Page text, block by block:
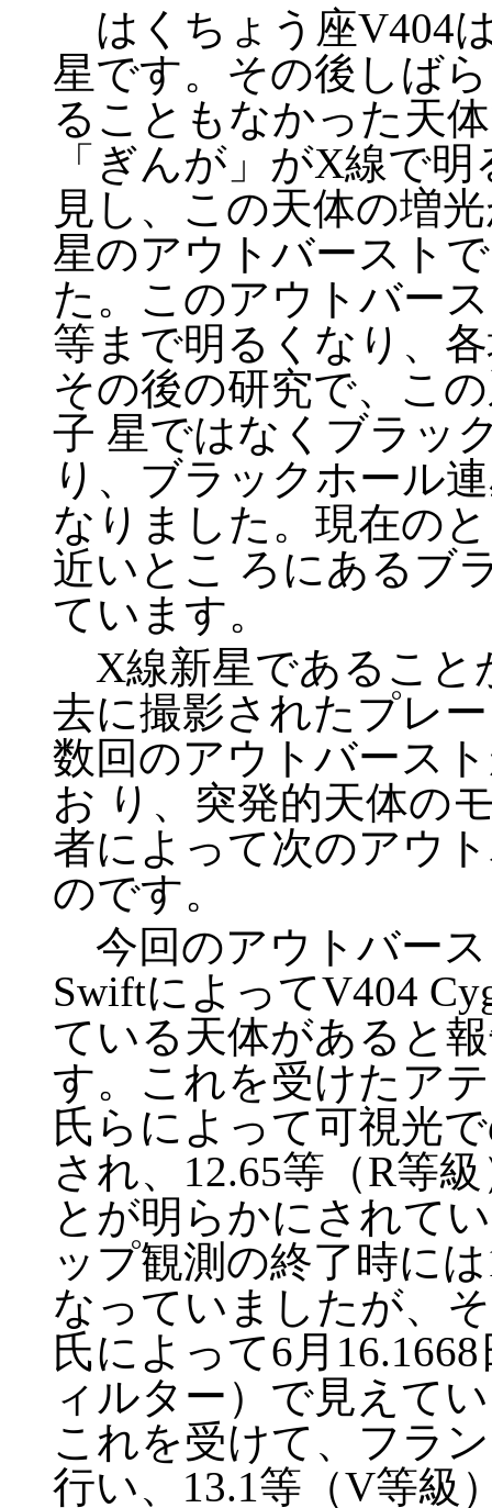
はくちょう座V404
星です。その後しば
ることもなかった天
「ぎんが」がX線で
見し、この天体の増
星のアウトバースト
た。このアウトバー
等まで明るくなり、
その後の研究で、こ
子 星ではなくブラッ
り、ブラックホール
なりました。現在の
近いとこ ろにあるブ
ています。
X線新星であること
去に撮影されたプレ
数回のアウトバース
お り、突発的天体の
者によって次のアウ
のです。
今回のアウトバース
SwiftによってV404
ている天体があると
す。これを受けたアテ
氏らによって可視光
され、12.65等（R等
とが明らかにされて
ップ観測の終了時に
なっていましたが、
氏によって6月
ィルター）で見えて
これを受けて、フラ
行い、13.1等（V等級